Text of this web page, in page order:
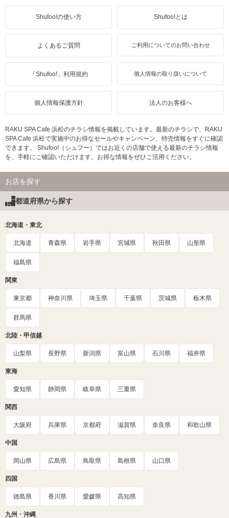
Shufoo!の使い方 Shufoo!とは
よくあるご質問 ご利用についてのお問い合わせ
「Shufoo!」利用規約 個人情報の取り扱いについて
個人情報保護方針 法人のお客様へ
RAKU SPA Cafe 浜松のチラシ情報を掲載しています。最新のチラシで、RAKU
SPA Cafe 浜松で実施中のお得なセールやキャンペーン、特売情報をすぐに確認
できます。 Shufoo!（シュフー）ではお近くの店舗で使える最新のチラシ情報
を、手軽にご確認いただけます。お得な情報をぜひご活用ください。
お店を探す
都道府県から探す
北海道・東北
北海道 青森県 岩手県 宮城県 秋田県 山形県
福島県
関東
東京都 神奈川県 埼玉県 千葉県 茨城県 栃木県
群馬県
北陸・甲信越
山梨県 長野県 新潟県 富山県 石川県 福井県
東海
愛知県 静岡県 岐阜県 三重県
関西
大阪府 兵庫県 京都府 滋賀県 奈良県 和歌山県
中国
岡山県 広島県 鳥取県 島根県 山口県
四国
徳島県 香川県 愛媛県 高知県
九州・沖縄